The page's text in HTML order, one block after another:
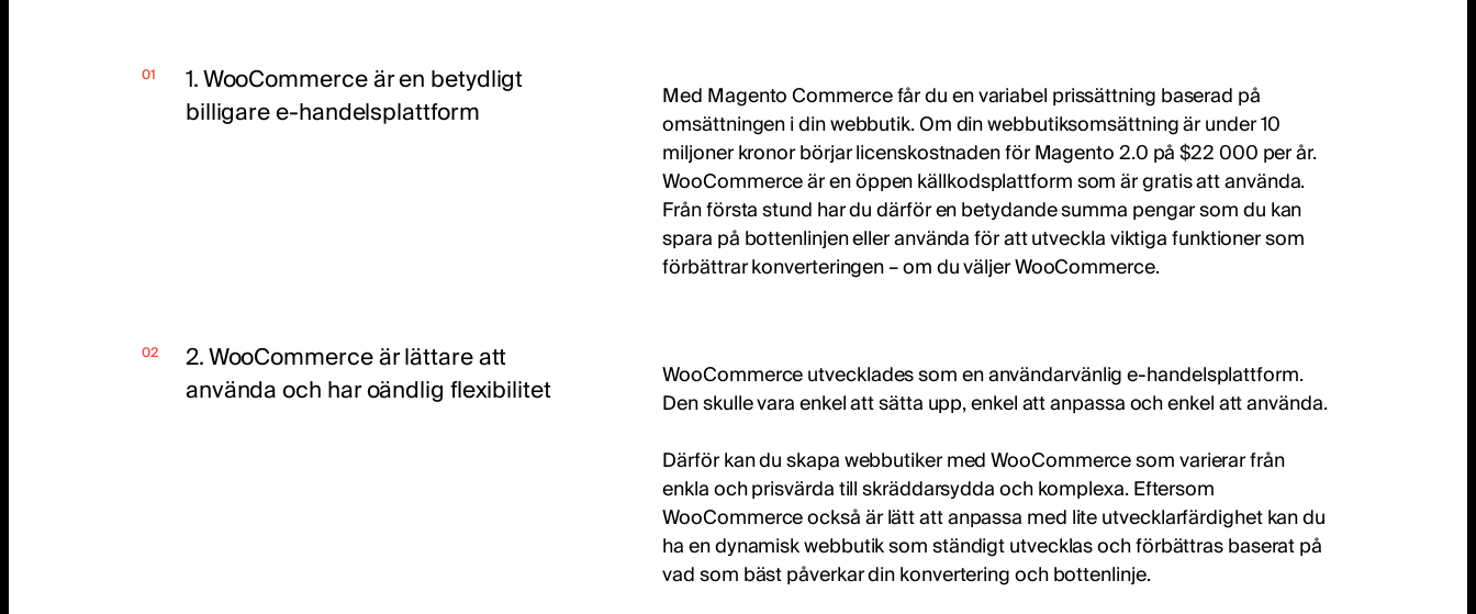
1. WooCommerce är en betydligt
billigare e-handelsplattform
Med Magento Commerce får du en variabel prissättning baserad på
omsättningen i din webbutik. Om din webbutiksomsättning är under 10
miljoner kronor börjar licenskostnaden för Magento 2.0 på $22 000 per år.
WooCommerce är en öppen källkodsplattform som är gratis att använda.
Från första stund har du därför en betydande summa pengar som du kan
spara på bottenlinjen eller använda för att utveckla viktiga funktioner som
förbättrar konverteringen – om du väljer WooCommerce.
2. WooCommerce är lättare att
använda och har oändlig flexibilitet
WooCommerce utvecklades som en användarvänlig e-handelsplattform.
Den skulle vara enkel att sätta upp, enkel att anpassa och enkel att använda.
Därför kan du skapa webbutiker med WooCommerce som varierar från
enkla och prisvärda till skräddarsydda och komplexa. Eftersom
WooCommerce också är lätt att anpassa med lite utvecklarfärdighet kan du
ha en dynamisk webbutik som ständigt utvecklas och förbättras baserat på
vad som bäst påverkar din konvertering och bottenlinje.